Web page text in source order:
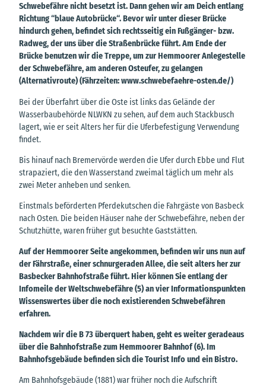
Schwebefähre nicht besetzt ist. Dann gehen wir am Deich entlang
Richtung “blaue Autobrücke“. Bevor wir unter dieser Brücke
hindurch gehen, befindet sich rechtsseitig ein Fußgänger- bzw.
Radweg, der uns über die Straßenbrücke führt. Am Ende der
Brücke benutzen wir die Treppe, um zur Hemmoorer Anlegestelle
der Schwebefähre, am anderen Osteufer, zu gelangen
(Alternativroute) (Fährzeiten: www.schwebefaehre-osten.de/)
Bei der Überfahrt über die Oste ist links das Gelände der
Wasserbaubehörde NLWKN zu sehen, auf dem auch Stackbusch
lagert, wie er seit Alters her für die Uferbefestigung Verwendung
findet.
Bis hinauf nach Bremervörde werden die Ufer durch Ebbe und Flut
strapaziert, die den Wasserstand zweimal täglich um mehr als
zwei Meter anheben und senken.
Einstmals beförderten Pferdekutschen die Fahrgäste von Basbeck
nach Osten. Die beiden Häuser nahe der Schwebefähre, neben der
Schutzhütte, waren früher gut besuchte Gaststätten.
Auf der Hemmoorer Seite angekommen, befinden wir uns nun auf
der Fährstraße, einer schnurgeraden Allee, die seit alters her zur
Basbecker Bahnhofstraße führt. Hier können Sie entlang der
Infomeile der Weltschwebefähre (5) an vier Informationspunkten
Wissenswertes über die noch existierenden Schwebefähren
erfahren.
Nachdem wir die B 73 überquert haben, geht es weiter geradeaus
über die Bahnhofstraße zum Hemmoorer Bahnhof (6). Im
Bahnhofsgebäude befinden sich die Tourist Info und ein Bistro.
Am Bahnhofsgebäude (1881) war früher noch die Aufschrift